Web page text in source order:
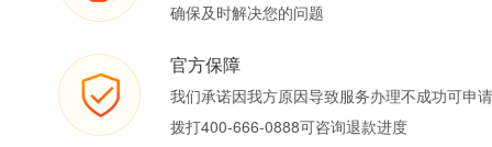
确保及时解决您的问题
官方保障
我们承诺因我方原因导致服务办理不成功可申
拨打400-666-0888可咨询退款进度